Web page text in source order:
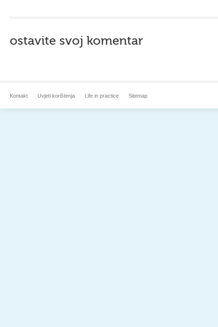
ostavite svoj komentar
Kontakt Uvjeti korištenja Life in practice Sitemap